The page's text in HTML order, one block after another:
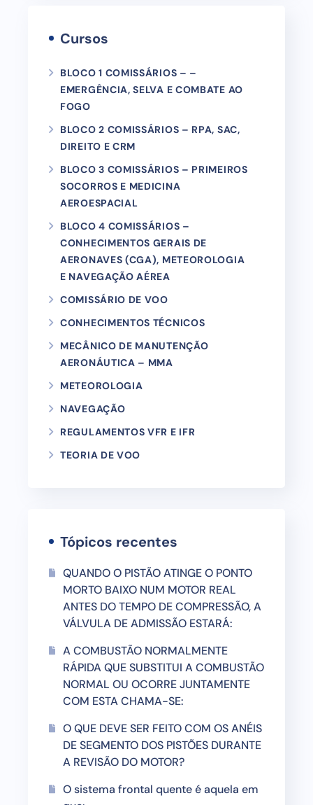
Cursos
BLOCO 1 COMISSÁRIOS – –
EMERGÊNCIA, SELVA E COMBATE AO
FOGO
BLOCO 2 COMISSÁRIOS – RPA, SAC,
DIREITO E CRM
BLOCO 3 COMISSÁRIOS – PRIMEIROS
SOCORROS E MEDICINA
AEROESPACIAL
BLOCO 4 COMISSÁRIOS –
CONHECIMENTOS GERAIS DE
AERONAVES (CGA), METEOROLOGIA
E NAVEGAÇÃO AÉREA
COMISSÁRIO DE VOO
CONHECIMENTOS TÉCNICOS
MECÂNICO DE MANUTENÇÃO
AERONÁUTICA – MMA
METEOROLOGIA
NAVEGAÇÃO
REGULAMENTOS VFR E IFR
TEORIA DE VOO
Tópicos recentes
QUANDO O PISTÃO ATINGE O PONTO
MORTO BAIXO NUM MOTOR REAL
ANTES DO TEMPO DE COMPRESSÃO, A
VÁLVULA DE ADMISSÃO ESTARÁ:
A COMBUSTÃO NORMALMENTE
RÁPIDA QUE SUBSTITUI A COMBUSTÃO
NORMAL OU OCORRE JUNTAMENTE
COM ESTA CHAMA-SE:
O QUE DEVE SER FEITO COM OS ANÉIS
DE SEGMENTO DOS PISTÕES DURANTE
A REVISÃO DO MOTOR?
O sistema frontal quente é aquela em